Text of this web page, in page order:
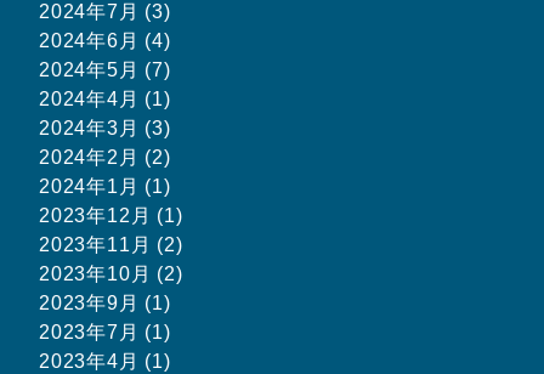
2024年7月 (3)
2024年6月 (4)
2024年5月 (7)
2024年4月 (1)
2024年3月 (3)
2024年2月 (2)
2024年1月 (1)
2023年12月 (1)
2023年11月 (2)
2023年10月 (2)
2023年9月 (1)
2023年7月 (1)
2023年4月 (1)